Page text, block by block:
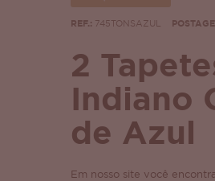
REF.: 745TONSAZUL
2
Indiano
de Azul
Em nosso site você